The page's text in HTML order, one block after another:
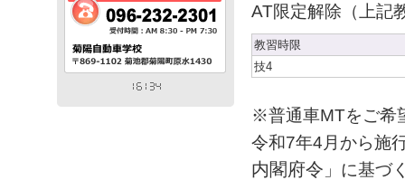
AT限定解除（上記
教習時限
技4
※普通車MTをご希
令和7年4月から施
内閣府令 」に基づ